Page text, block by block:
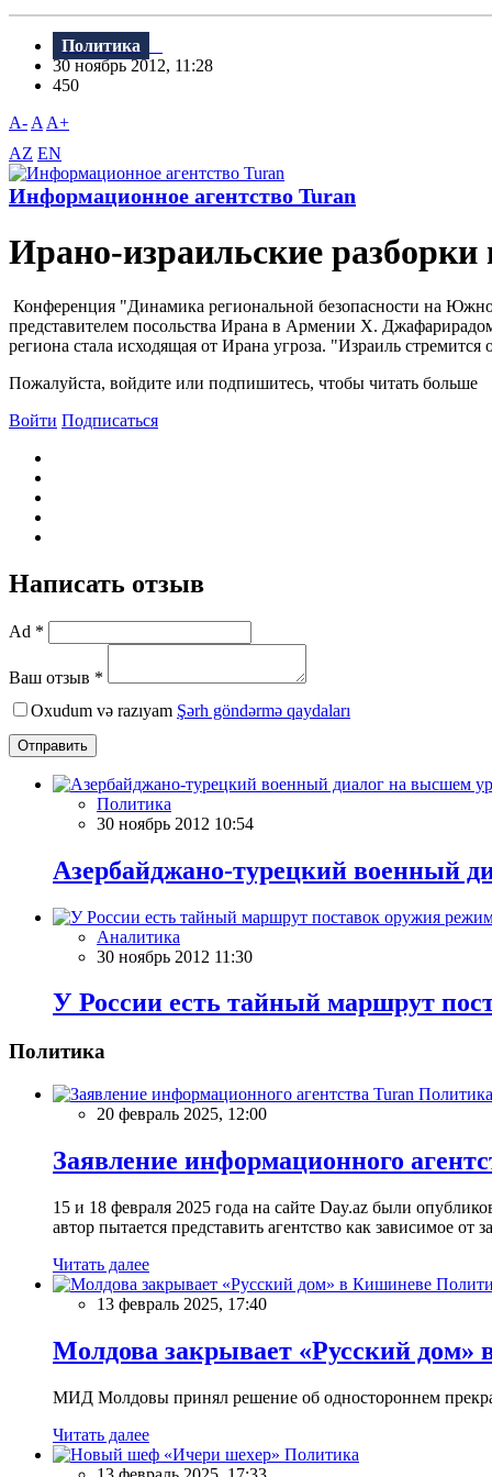
Политика
30 ноябрь 2012, 11:28
450
A- A A+
AZ EN
Информационное агентство Turan
Ирано-израильские разборки
Конференция "Динамика региональной безопасности на
представителем посольства Ирана в Армении Х.
региона стала исходящая от Ирана угроза. "Израиль
Пожалуйста, войдите или подпишитесь, чтобы читать больше
Войти Подписаться
Написать отзыв
Ad *
Ваш отзыв *
Oxudum və razıyam Şərh göndərmə qaydaları
Отправить
Политика
30 ноябрь 2012 10:54
Азербайджано-турецкий военный
Аналитика
30 ноябрь 2012 11:30
У России есть тайный маршрут
Политика
Политика
20 февраль 2025, 12:00
Заявление информационного
15 и 18 февраля 2025 года на сайте Day.az были
автор пытается представить агентство как зависимое
Читать далее
13 февраль 2025, 17:40
Молдова закрывает «Русский дом»
МИД Молдовы принял решение об одностороннем
Читать далее
Политика